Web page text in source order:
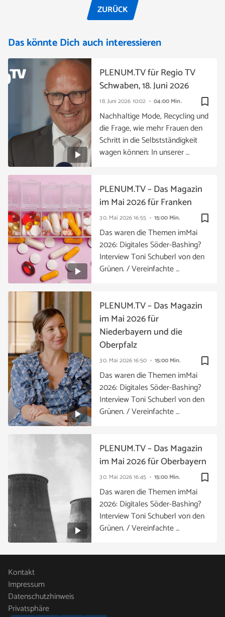
ZURÜCK
Das könnte Dich auch interessieren
bookmark_border
18. Juni 2026 10:02 04:00 Min.
PLENUM.TV für Regio TV
Schwaben, 18. Juni 2026
Nachhaltige Mode, Recycling und
die Frage, wie mehr Frauen den
Schritt in die Selbstständigkeit
wagen können: In unserer …
bookmark_border
30. Mai 202616:55 15:00 Min.
PLENUM.TV – Das Magazin
im Mai 2026 für Franken
Das waren die Themen imMai
2026: Digitales Söder-Bashing?
Interview Toni Schuberl von den
Grünen. / Vereinfachte …
bookmark_border
30. Mai 202616:50 15:00 Min.
PLENUM.TV – Das Magazin
im Mai 2026 für
Niederbayern und die
Oberpfalz
Das waren die Themen imMai
2026: Digitales Söder-Bashing?
Interview Toni Schuberl von den
Grünen. / Vereinfachte …
bookmark_border
30. Mai 202616:45 15:00 Min.
PLENUM.TV – Das Magazin
im Mai 2026 für Oberbayern
Das waren die Themen imMai
2026: Digitales Söder-Bashing?
Interview Toni Schuberl von den
Grünen. / Vereinfachte …
Kontakt
Impressum
Datenschutzhinweis
Privatsphäre